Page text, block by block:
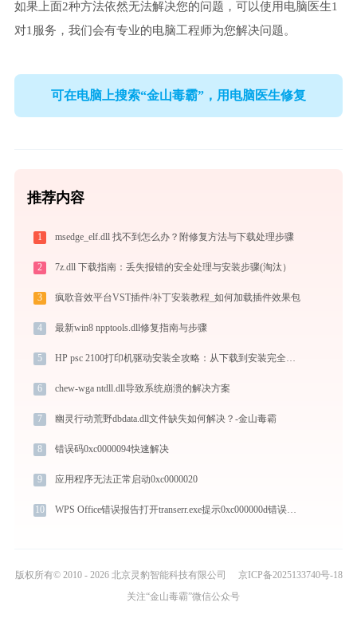
如果上面2种方法依然无法解决您的问题，可以使用电脑医生1
对1服务，我们会有专业的电脑工程师为您解决问题。
可在电脑上搜索“金山毒霸”，用电脑医生修复
推荐内容
1 msedge_elf.dll 找不到怎么办？附修复方法与下载处理步骤
2 7z.dll 下载指南：丢失报错的安全处理与安装步骤(淘汰）
3 疯歌音效平台VST插件/补丁安装教程_如何加载插件效果包
4 最新win8 npptools.dll修复指南与步骤
5 HP psc 2100打印机驱动安装全攻略：从下载到安装完全教程
6 chew-wga ntdll.dll导致系统崩溃的解决方案
7 幽灵行动荒野dbdata.dll文件缺失如何解决？-金山毒霸
8 错误码0xc0000094快速解决
9 应用程序无法正常启动0xc0000020
10 WPS Office错误报告打开transerr.exe提示0xc000000d错误码怎么办
版权所有© 2010 - 2026 北京灵豹智能科技有限公司
京ICP备2025133740号-18
关注“金山毒霸”微信公众号